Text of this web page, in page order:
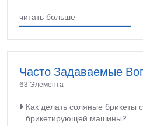
читать больше
Часто Задаваемые
63 Элемента
Как делать соляные
брикетирующей машины?